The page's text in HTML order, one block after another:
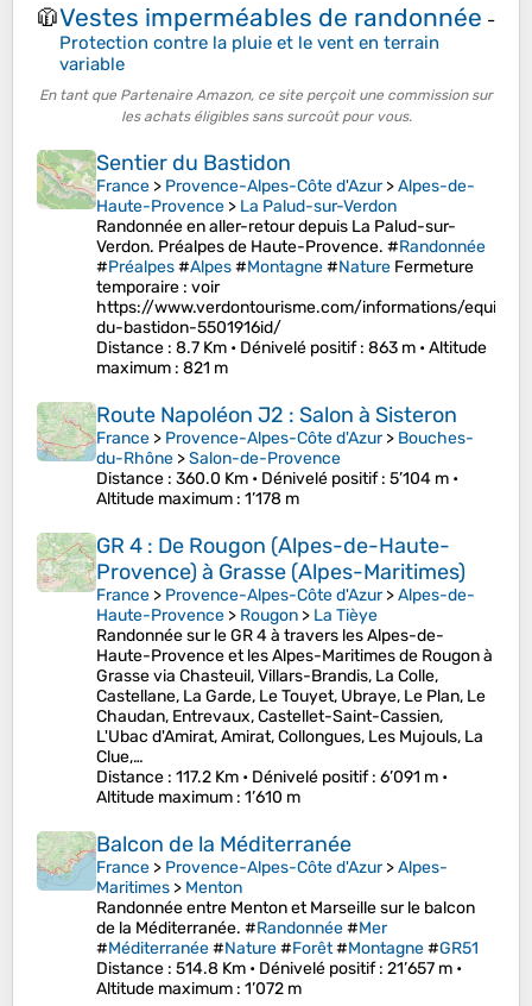
🧥Vestes imperméables de randonnée -
Protection contre la pluie et le vent en terrain
variable
En tant que Partenaire Amazon, ce site perçoit une commission sur
les achats éligibles sans surcoût pour vous.
Sentier du Bastidon
France > Provence-Alpes-Côte d'Azur>Alpes-de-
Haute-Provence > La Palud-sur-Verdon
Randonnée en aller-retour depuis La Palud-sur-
Verdon. Préalpes de Haute-Provence. #Randonnée
#Préalpes#Alpes#Montagne#Nature Fermeture
temporaire : voir
https://www.verdontourisme.com/informations/
du-bastidon-5501916id/
Distance : 8.7 Km • Dénivelé positif: 863 m •Altitude
maximum : 821 m
Route Napoléon J2 : Salon à Sisteron
France > Provence-Alpes-Côte d'Azur> Bouches-
du-Rhône >Salon-de-Provence
Distance : 360.0 Km • Dénivelé positif: 5’104 m •
Altitude maximum : 1’178 m
GR 4 : De Rougon (Alpes-de-Haute-
Provence) à Grasse (Alpes-Maritimes)
France > Provence-Alpes-Côte d'Azur>Alpes-de-
Haute-Provence > Rougon > La Tièye
Randonnée sur le GR 4 à travers les Alpes-de-
Haute-Provence et les Alpes-Maritimes de Rougon à
Grasse via Chasteuil, Villars-Brandis, La Colle,
Castellane, La Garde, Le Touyet, Ubraye, Le Plan, Le
Chaudan, Entrevaux, Castellet-Saint-Cassien,
L'Ubac d'Amirat, Amirat, Collongues, Les Mujouls, La
Clue,…
Distance : 117.2 Km • Dénivelé positif: 6’091 m •
Altitude maximum : 1’610 m
Balcon de la Méditerranée
France > Provence-Alpes-Côte d'Azur>Alpes-
Maritimes > Menton
Randonnée entre Menton et Marseille sur le balcon
de la Méditerranée. #Randonnée#Mer
#Méditerranée#Nature#Forêt#Montagne#GR51
Distance : 514.8 Km • Dénivelé positif: 21’657 m •
Altitude maximum : 1’072 m